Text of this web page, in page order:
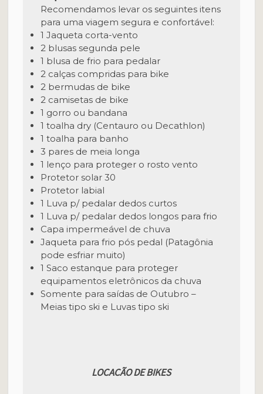
Recomendamos levar os seguintes itens
para uma viagem segura e confortável:
1 Jaqueta corta-vento
2 blusas segunda pele
1 blusa de frio para pedalar
2 calças compridas para bike
2 bermudas de bike
2 camisetas de bike
1 gorro ou bandana
1 toalha dry (Centauro ou Decathlon)
1 toalha para banho
3 pares de meia longa
1 lenço para proteger o rosto vento
Protetor solar 30
Protetor labial
1 Luva p/ pedalar dedos curtos
1 Luva p/ pedalar dedos longos para frio
Capa impermeável de chuva
Jaqueta para frio pós pedal (Patagônia
pode esfriar muito)
1 Saco estanque para proteger
equipamentos eletrônicos da chuva
Somente para saídas de Outubro –
Meias tipo ski e Luvas tipo ski
LOCACÃO DE BIKES